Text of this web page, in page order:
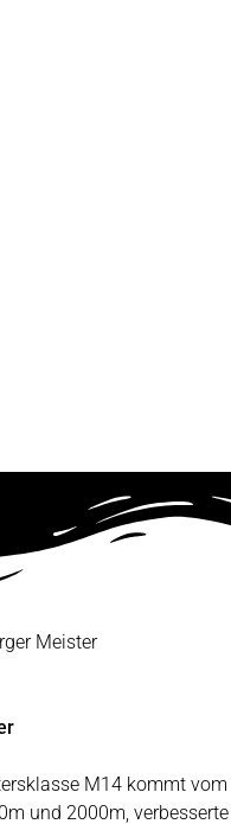
Meister
M14 kommt
und 2000m,